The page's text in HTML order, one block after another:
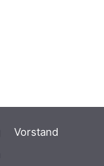
Vorstand